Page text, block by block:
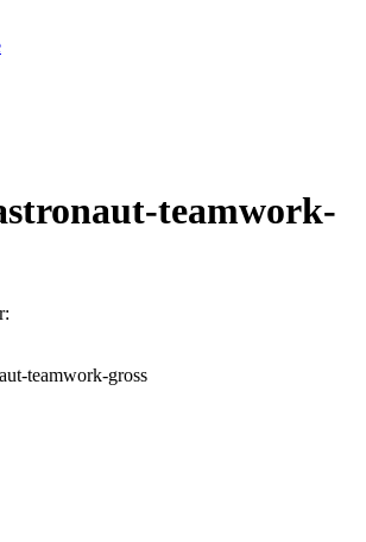
teamwork-
teamwork-gross